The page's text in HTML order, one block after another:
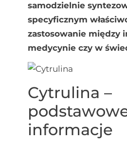
samodzielnie
specyficznym
zastosowanie między
medycynie czy w
Cytrulina –
informacje